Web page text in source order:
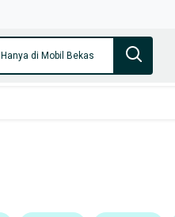
Hanya di Mobil Bekas